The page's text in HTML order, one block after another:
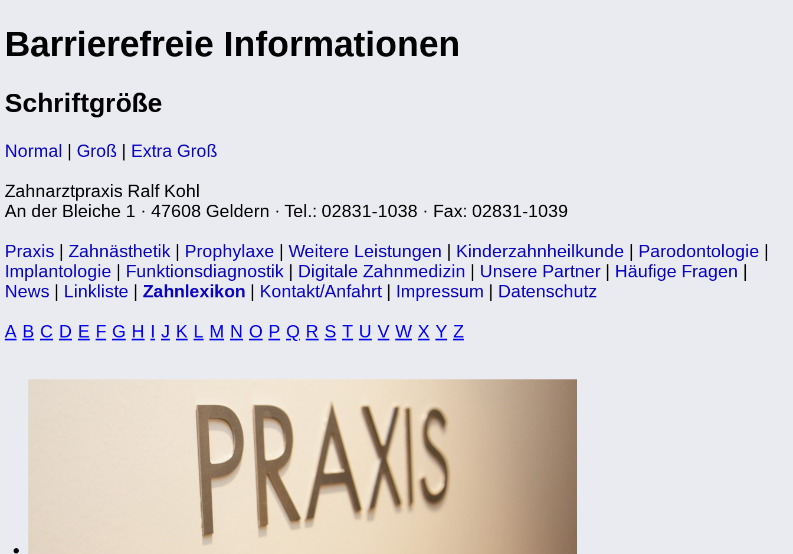
Barrierefreie Informationen
Schriftgröße
Normal | Groß | Extra Groß
Zahnarztpraxis Ralf Kohl
An der Bleiche 1 · 47608 Geldern · Tel.: 02831-1038 · Fax: 02831-1039
Praxis | Zahnästhetik | Prophylaxe | Weitere Leistungen | Kinderzahnheilkunde | Parodontologie |
Implantologie | Funktionsdiagnostik | Digitale Zahnmedizin | Unsere Partner | Häufige Fragen |
News | Linkliste | Zahnlexikon | Kontakt/Anfahrt| Impressum | Datenschutz
A B C D E F G H I J K L M N O P Q R S T U V W X Y Z